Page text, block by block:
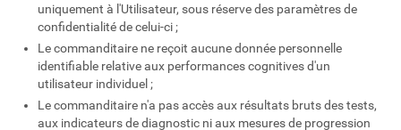
uniquement à l'Utilisateur, sous réserve des paramètres de
confidentialité de celui-ci ;
Le commanditaire ne reçoit aucune donnée personnelle
identifiable relative aux performances cognitives d'un
utilisateur individuel ;
Le commanditaire n'a pas accès aux résultats bruts des tests,
aux indicateurs de diagnostic ni aux mesures de progression